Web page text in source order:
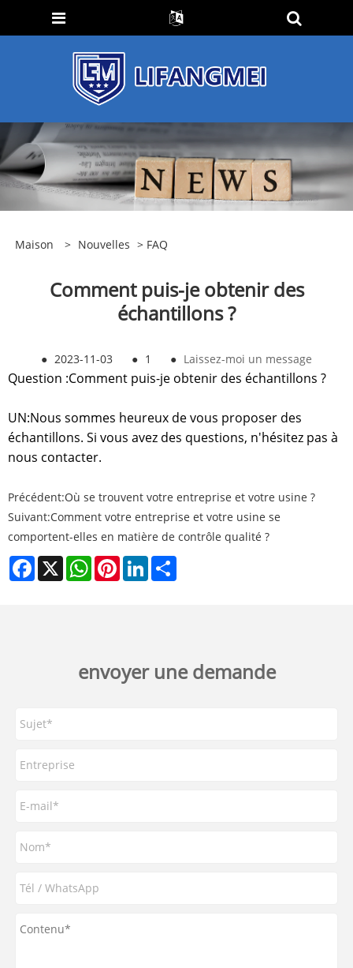
Maison > Nouvelles > FAQ
Comment puis-je obtenir des
échantillons ?
● 2023-11-03 ● 1 ● Laissez-moi un message
Question :Comment puis-je obtenir des échantillons ?
UN:Nous sommes heureux de vous proposer des
échantillons. Si vous avez des questions, n'hésitez pas à
nous contacter.
Précédent:Où se trouvent votre entreprise et votre usine ?
Suivant:Comment votre entreprise et votre usine se
comportent-elles en matière de contrôle qualité ?
Facebook
X WhatsAppPinterestLinkedIn
envoyer une demande